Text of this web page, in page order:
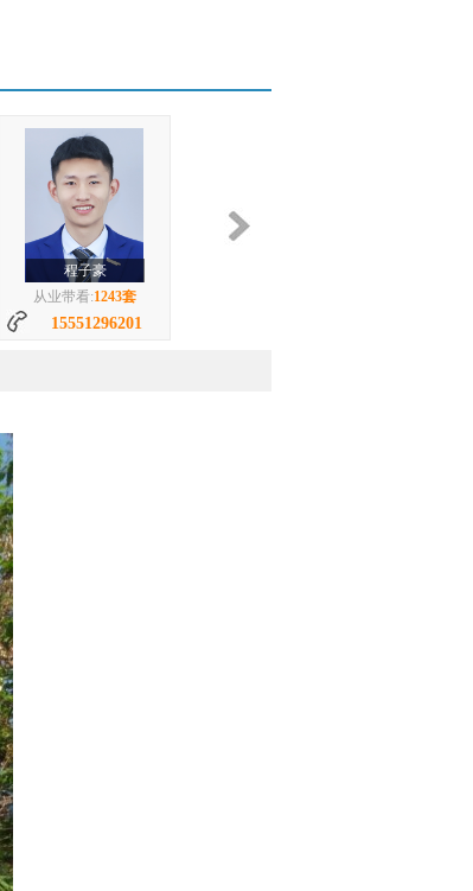
57万 94平|3室|南
阳光国际城西区学区未用
精...
康彩玲
从业带看:1511套
18949669161